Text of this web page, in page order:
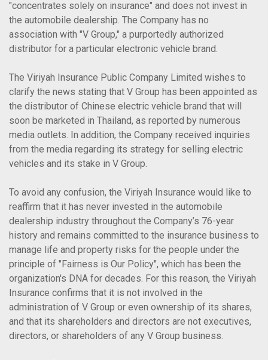
"concentrates solely on insurance" and does not invest in
the automobile dealership. The Company has no
association with "V Group," a purportedly authorized
distributor for a particular electronic vehicle brand.
The Viriyah Insurance Public Company Limited wishes to
clarify the news stating that V Group has been appointed as
the distributor of Chinese electric vehicle brand that will
soon be marketed in Thailand, as reported by numerous
media outlets. In addition, the Company received inquiries
from the media regarding its strategy for selling electric
vehicles and its stake in V Group.
To avoid any confusion, the Viriyah Insurance would like to
reaffirm that it has never invested in the automobile
dealership industry throughout the Company’s 76-year
history and remains committed to the insurance business to
manage life and property risks for the people under the
principle of "Fairness is Our Policy", which has been the
organization's DNA for decades. For this reason, the Viriyah
Insurance confirms that it is not involved in the
administration of V Group or even ownership of its shares,
and that its shareholders and directors are not executives,
directors, or shareholders of any V Group business.